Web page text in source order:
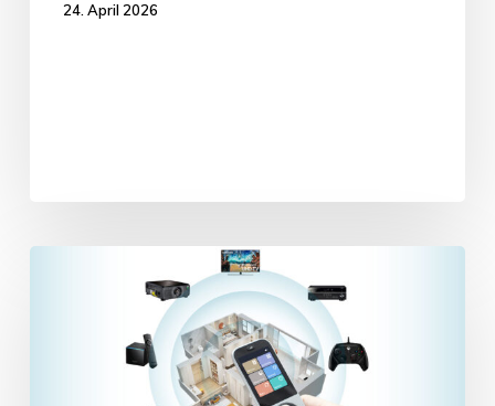
24. April 2026